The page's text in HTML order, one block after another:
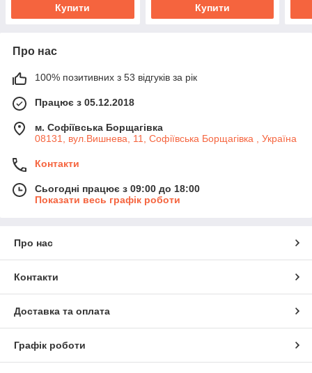
Купити Купити
Про нас
100% позитивних з 53 відгуків за рік
Працює з 05.12.2018
м. Софіївська Борщагівка
08131, вул.Вишнева, 11, Софіївська Борщагівка , Україна
Контакти
Сьогодні працює з 09:00 до 18:00
Показати весь графік роботи
Про нас
Контакти
Доставка та оплата
Графік роботи